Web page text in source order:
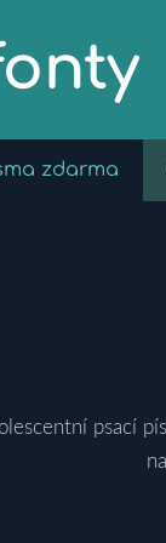
zdarma
psací